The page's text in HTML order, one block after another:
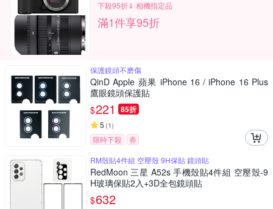
下殺95折⇓ 相機指定品
滿1件享95折
保護鏡頭不磨傷
QinD Apple 蘋果 iPhone 16 / iPhone 16 Plus
鷹眼鏡頭保護貼
$221 85折
5 (1)
限時下殺
券
RM殼貼4件組 空壓殼 9H保貼 鏡頭貼
RedMoon 三星 A52s 手機殼貼4件組 空壓殼-9
H玻璃保貼2入+3D全包鏡頭貼
$632